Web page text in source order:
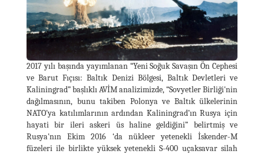
2017 yılı başında yayımlanan “Yeni Soğuk Savaşın Ön Cephesi
ve Barut Fıçısı: Baltık Denizi Bölgesi, Baltık Devletleri ve
Kaliningrad” başlıklı AVİM analizimizde, “Sovyetler Birliği'nin
dağılmasının, bunu takiben Polonya ve Baltık ülkelerinin
NATO'ya katılımlarının ardından Kaliningrad’ın Rusya için
hayati bir ileri askeri üs haline geldiğini” belirtmiş ve
Rusya'nın Ekim 2016 ‘da nükleer yetenekli İskender-M
füzeleri ile birlikte yüksek yetenekli S-400 uçaksavar silah